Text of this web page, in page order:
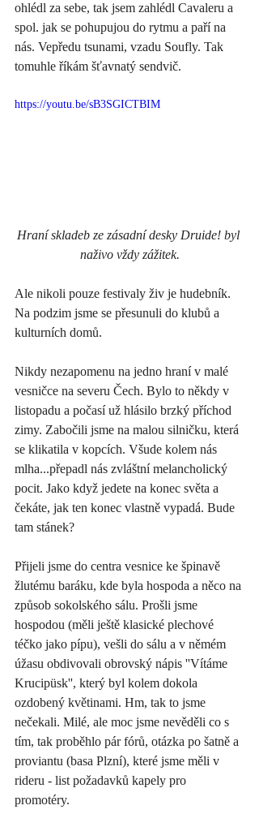
ohlédl za sebe, tak jsem zahlédl Cavaleru a
spol. jak se pohupujou do rytmu a paří na
nás. Vepředu tsunami, vzadu Soufly. Tak
tomuhle říkám šťavnatý sendvič.
https://youtu.be/sB3SGICTBIM
Hraní skladeb ze zásadní desky Druide! byl
naživo vždy zážitek.
Ale nikoli pouze festivaly živ je hudebník.
Na podzim jsme se přesunuli do klubů a
kulturních domů.
Nikdy nezapomenu na jedno hraní v malé
vesničce na severu Čech. Bylo to někdy v
listopadu a počasí už hlásilo brzký příchod
zimy. Zabočili jsme na malou silničku, která
se klikatila v kopcích. Všude kolem nás
mlha...přepadl nás zvláštní melancholický
pocit. Jako když jedete na konec světa a
čekáte, jak ten konec vlastně vypadá. Bude
tam stánek?
Přijeli jsme do centra vesnice ke špinavě
žlutému baráku, kde byla hospoda a něco na
způsob sokolského sálu. Prošli jsme
hospodou (měli ještě klasické plechové
téčko jako pípu), vešli do sálu a v němém
úžasu obdivovali obrovský nápis ''Vítáme
Krucipüsk'', který byl kolem dokola
ozdobený květinami. Hm, tak to jsme
nečekali. Milé, ale moc jsme nevěděli co s
tím, tak proběhlo pár fórů, otázka po šatně a
proviantu (basa Plzní), které jsme měli v
rideru - list požadavků kapely pro
promotéry.